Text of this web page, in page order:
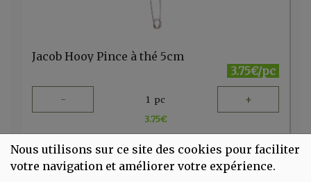
Nous utilisons sur ce site des cookies pour faciliter
votre navigation et améliorer votre expérience.
Jacob Hooy Pince à thé 5cm
3.75€/pc
- 1 pc +
3.75€